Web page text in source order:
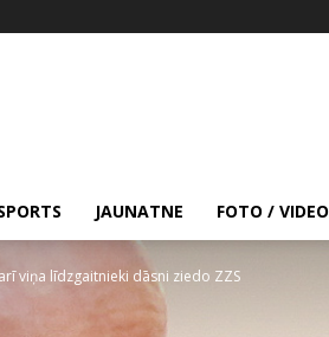
JAUNATNE FOTO / VIDEO
viņa līdzgaitnieki dāsni ziedo ZZS